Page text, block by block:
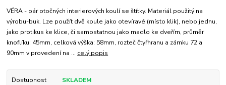
VÉRA - pár otočných interierových koulí se štítky. Materiál použitý na
výrobu-buk. Lze použít dvě koule jako otevíravé (místo klik), nebo jednu,
jako protikus ke klice, či samostatnou jako madlo ke dveřím, průměr
knoflíku: 45mm, celková výška: 58mm, rozteč čtyřhranu a zámku 72 a
90mm v provedení na ... celý popis
Dostupnost
SKLADEM